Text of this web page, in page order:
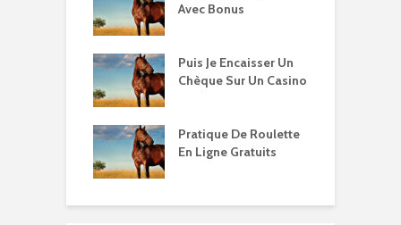
Avec Bonus
Puis Je Encaisser Un
Chèque Sur Un Casino
Pratique De Roulette
En Ligne Gratuits